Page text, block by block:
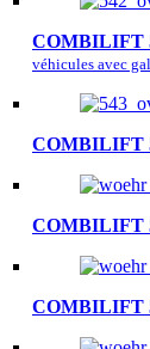
COMBILIFT
véhicules avec
COMBILIFT
COMBILIFT
COMBILIFT